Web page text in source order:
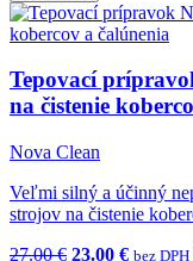
Tepovací
na čistenie
Nova Clean
Veľmi silný a účinný
strojov na čistenie
27.00 € 23.00 € bez DPH